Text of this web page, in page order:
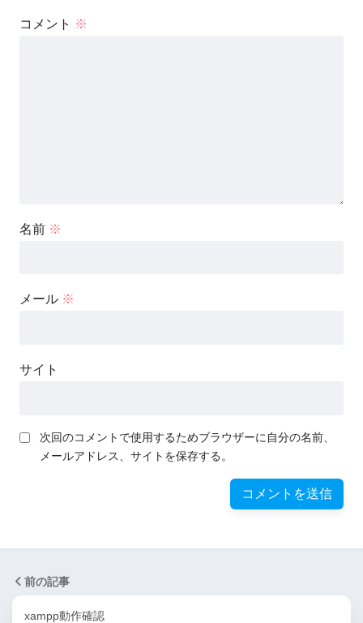
コメント ※
名前 ※
メール ※
サイト
次回のコメントで使用するためブラウザーに自分の名前、
メールアドレス、サイトを保存する。
前の記事
xampp動作確認